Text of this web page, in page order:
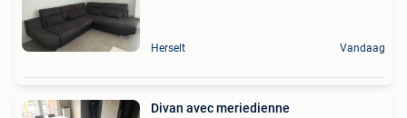
Herselt Vandaag
Divan avec meriedienne